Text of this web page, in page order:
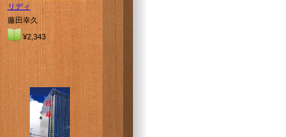
リディ
藤田幸久
¥2,343